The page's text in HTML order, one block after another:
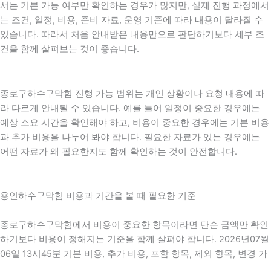
서는 기본 가능 여부만 확인하는 경우가 많지만, 실제 진행 과정에서
는 조건, 일정, 비용, 준비 자료, 운영 기준에 따라 내용이 달라질 수
있습니다. 따라서 처음 안내받은 내용만으로 판단하기보다 세부 조
건을 함께 살펴보는 것이 좋습니다.
종로구하수구막힘 진행 가능 범위는 개인 상황이나 요청 내용에 따
라 다르게 안내될 수 있습니다. 예를 들어 일정이 중요한 경우에는
예상 소요 시간을 확인해야 하고, 비용이 중요한 경우에는 기본 비용
과 추가 비용을 나누어 봐야 합니다. 필요한 자료가 있는 경우에는
어떤 자료가 왜 필요한지도 함께 확인하는 것이 안전합니다.
용인하수구막힘 비용과 기간을 볼 때 필요한 기준
종로구하수구막힘에서 비용이 중요한 항목이라면 단순 금액만 확인
하기보다 비용이 정해지는 기준을 함께 살펴야 합니다. 2026년07월
06일 13시45분 기본 비용, 추가 비용, 포함 항목, 제외 항목, 변경 가